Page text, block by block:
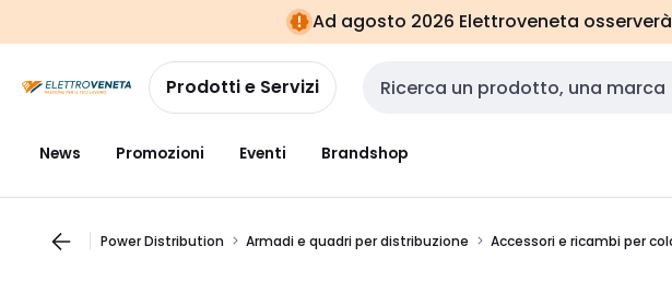
navigazionealla
pagina
Ad agosto 2026 Elettroveneta
Prodotti e Servizi Cerca input
News Promozioni Eventi Brandshop
Power Distribution Armadi e quadri per distribuzione Accessori e ricambi per